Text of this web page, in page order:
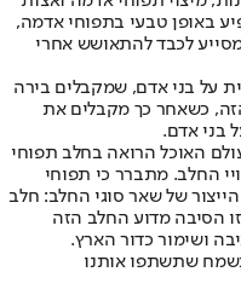
באופן טבעי בתפוחי אדמה,
לכבד להתאושש אחרי
על בני אדם, שמקבלים בירה
כשאחר כך מקבלים את
בני אדם.
האוכל הרואה בחלב תפוחי
החלב. מתברר כי תפוחי
צורך הייצור של שאר סוגי החלב: חלב
הסיבה מדוע החלב הזה
ושימור כדור הארץ.
שתשתפו אותנו